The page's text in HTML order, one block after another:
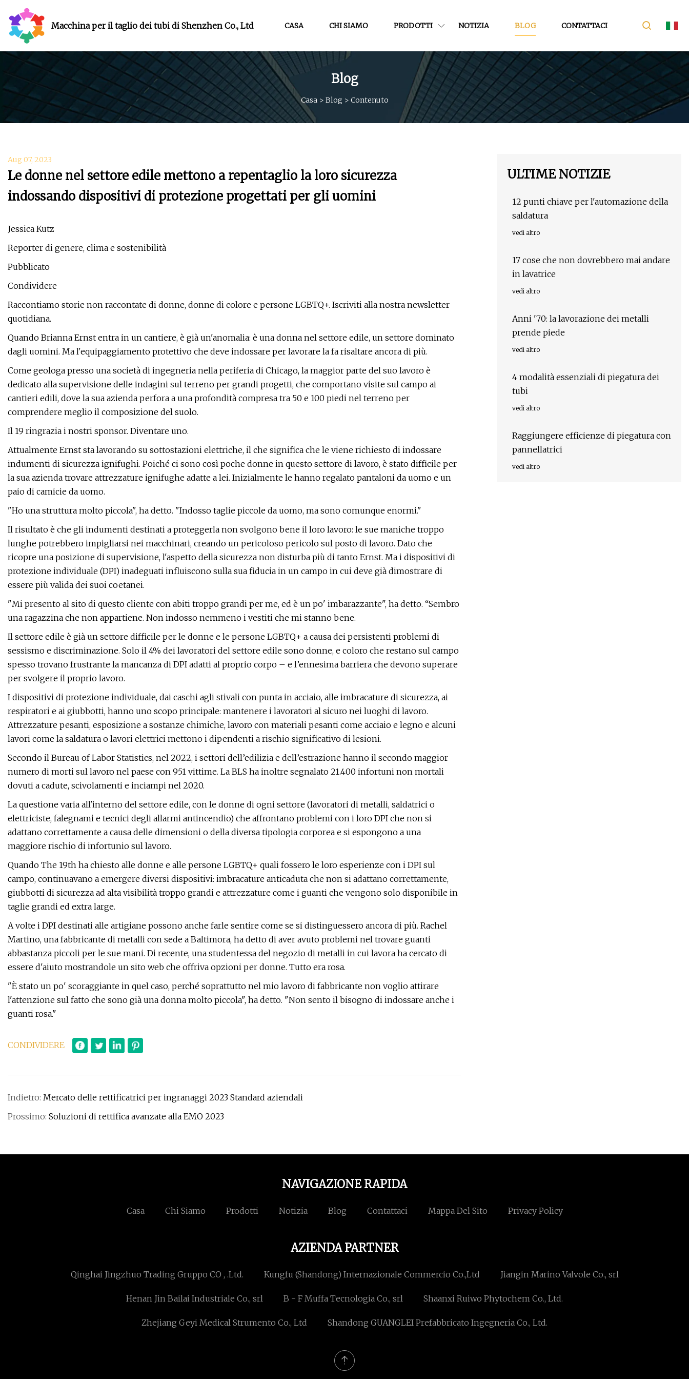
Macchina per il taglio dei tubi di Shenzhen Co., Ltd CASA CHI SIAMO PRODOTTI NOTIZIA BLOG CONTATTACI
Blog
Casa > Blog > Contenuto
Aug 07, 2023
Le donne nel settore edile mettono a repentaglio la loro sicurezza
indossando dispositivi di protezione progettati per gli uomini
Jessica Kutz
Reporter di genere, clima e sostenibilità
Pubblicato
Condividere
Raccontiamo storie non raccontate di donne, donne di colore e persone LGBTQ+. Iscriviti alla nostra newsletter
quotidiana.
Quando Brianna Ernst entra in un cantiere, è già un'anomalia: è una donna nel settore edile, un settore dominato
dagli uomini. Ma l'equipaggiamento protettivo che deve indossare per lavorare la fa risaltare ancora di più.
Come geologa presso una società di ingegneria nella periferia di Chicago, la maggior parte del suo lavoro è
dedicato alla supervisione delle indagini sul terreno per grandi progetti, che comportano visite sul campo ai
cantieri edili, dove la sua azienda perfora a una profondità compresa tra 50 e 100 piedi nel terreno per
comprendere meglio il composizione del suolo.
Il 19 ringrazia i nostri sponsor. Diventare uno.
Attualmente Ernst sta lavorando su sottostazioni elettriche, il che significa che le viene richiesto di indossare
indumenti di sicurezza ignifughi. Poiché ci sono così poche donne in questo settore di lavoro, è stato difficile per
la sua azienda trovare attrezzature ignifughe adatte a lei. Inizialmente le hanno regalato pantaloni da uomo e un
paio di camicie da uomo.
"Ho una struttura molto piccola", ha detto. "Indosso taglie piccole da uomo, ma sono comunque enormi."
Il risultato è che gli indumenti destinati a proteggerla non svolgono bene il loro lavoro: le sue maniche troppo
lunghe potrebbero impigliarsi nei macchinari, creando un pericoloso pericolo sul posto di lavoro. Dato che
ricopre una posizione di supervisione, l'aspetto della sicurezza non disturba più di tanto Ernst. Ma i dispositivi di
protezione individuale (DPI) inadeguati influiscono sulla sua fiducia in un campo in cui deve già dimostrare di
essere più valida dei suoi coetanei.
"Mi presento al sito di questo cliente con abiti troppo grandi per me, ed è un po' imbarazzante", ha detto. “Sembro
una ragazzina che non appartiene. Non indosso nemmeno i vestiti che mi stanno bene.
Il settore edile è già un settore difficile per le donne e le persone LGBTQ+ a causa dei persistenti problemi di
sessismo e discriminazione. Solo il 4% dei lavoratori del settore edile sono donne, e coloro che restano sul campo
spesso trovano frustrante la mancanza di DPI adatti al proprio corpo – e l’ennesima barriera che devono superare
per svolgere il proprio lavoro.
I dispositivi di protezione individuale, dai caschi agli stivali con punta in acciaio, alle imbracature di sicurezza, ai
respiratori e ai giubbotti, hanno uno scopo principale: mantenere i lavoratori al sicuro nei luoghi di lavoro.
Attrezzature pesanti, esposizione a sostanze chimiche, lavoro con materiali pesanti come acciaio e legno e alcuni
lavori come la saldatura o lavori elettrici mettono i dipendenti a rischio significativo di lesioni.
Secondo il Bureau of Labor Statistics, nel 2022, i settori dell’edilizia e dell’estrazione hanno il secondo maggior
numero di morti sul lavoro nel paese con 951 vittime. La BLS ha inoltre segnalato 21.400 infortuni non mortali
dovuti a cadute, scivolamenti e inciampi nel 2020.
La questione varia all'interno del settore edile, con le donne di ogni settore (lavoratori di metalli, saldatrici o
elettriciste, falegnami e tecnici degli allarmi antincendio) che affrontano problemi con i loro DPI che non si
adattano correttamente a causa delle dimensioni o della diversa tipologia corporea e si espongono a una
maggiore rischio di infortunio sul lavoro.
Quando The 19th ha chiesto alle donne e alle persone LGBTQ+ quali fossero le loro esperienze con i DPI sul
campo, continuavano a emergere diversi dispositivi: imbracature anticaduta che non si adattano correttamente,
giubbotti di sicurezza ad alta visibilità troppo grandi e attrezzature come i guanti che vengono solo disponibile in
taglie grandi ed extra large.
A volte i DPI destinati alle artigiane possono anche farle sentire come se si distinguessero ancora di più. Rachel
Martino, una fabbricante di metalli con sede a Baltimora, ha detto di aver avuto problemi nel trovare guanti
abbastanza piccoli per le sue mani. Di recente, una studentessa del negozio di metalli in cui lavora ha cercato di
essere d'aiuto mostrandole un sito web che offriva opzioni per donne. Tutto era rosa.
"È stato un po' scoraggiante in quel caso, perché soprattutto nel mio lavoro di fabbricante non voglio attirare
l'attenzione sul fatto che sono già una donna molto piccola", ha detto. "Non sento il bisogno di indossare anche i
guanti rosa."
CONDIVIDERE
Indietro: Mercato delle rettificatrici per ingranaggi 2023 Standard aziendali
Prossimo: Soluzioni di rettifica avanzate alla EMO 2023
ULTIME NOTIZIE
12 punti chiave per l'automazione della
saldatura
vedi altro
17 cose che non dovrebbero mai andare
in lavatrice
vedi altro
Anni '70: la lavorazione dei metalli
prende piede
vedi altro
4 modalità essenziali di piegatura dei
tubi
vedi altro
Raggiungere efficienze di piegatura con
pannellatrici
vedi altro
NAVIGAZIONE RAPIDA
Casa Chi Siamo Prodotti Notizia Blog Contattaci Mappa Del Sito Privacy Policy
AZIENDA PARTNER
Qinghai Jingzhuo Trading Gruppo CO , .Ltd. Kungfu (Shandong) Internazionale Commercio Co.,Ltd Jiangin Marino Valvole Co., srl
Henan Jin Bailai Industriale Co., srl B - F Muffa Tecnologia Co., srl Shaanxi Ruiwo Phytochem Co., Ltd.
Zhejiang Geyi Medical Strumento Co., Ltd Shandong GUANGLEI Prefabbricato Ingegneria Co., Ltd.